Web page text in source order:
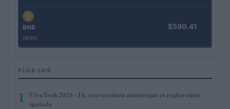
BNB
(BNB)
$590.41
PLUS LUS
1
VivaTech 2026 : IA, souveraineté numérique et exploration
spatiale